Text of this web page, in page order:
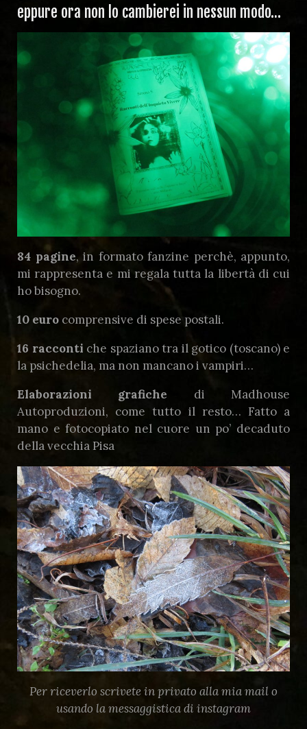
eppure ora non lo cambierei in nessun modo…
84 pagine, in formato fanzine perchè, appunto,
mi rappresenta e mi regala tutta la libertà di cui
ho bisogno.
10 euro comprensive di spese postali.
16 racconti che spaziano tra il gotico (toscano) e
la psichedelia, ma non mancano i vampiri…
Elaborazioni grafiche di Madhouse
Autoproduzioni, come tutto il resto… Fatto a
mano e fotocopiato nel cuore un po’ decaduto
della vecchia Pisa
Per riceverlo scrivete in privato alla mia mail o
usando la messaggistica di instagram